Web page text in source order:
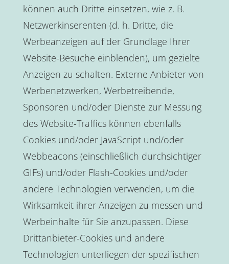
können auch Dritte einsetzen, wie z. B.
Netzwerkinserenten (d. h. Dritte, die
Werbeanzeigen auf der Grundlage Ihrer
Website-Besuche einblenden), um gezielte
Anzeigen zu schalten. Externe Anbieter von
Werbenetzwerken, Werbetreibende,
Sponsoren und/oder Dienste zur Messung
des Website-Traffics können ebenfalls
Cookies und/oder JavaScript und/oder
Webbeacons (einschließlich durchsichtiger
GIFs) und/oder Flash-Cookies und/oder
andere Technologien verwenden, um die
Wirksamkeit ihrer Anzeigen zu messen und
Werbeinhalte für Sie anzupassen. Diese
Drittanbieter-Cookies und andere
Technologien unterliegen der spezifischen